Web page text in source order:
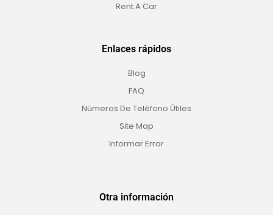
Rent A Car
Enlaces rápidos
Blog
FAQ
Números De Teléfono Útiles
Site Map
Informar Error
Otra información